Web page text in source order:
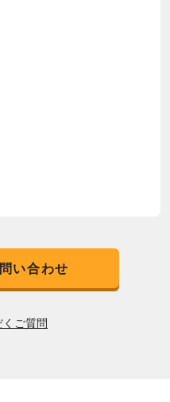
い合わせ
くご質問